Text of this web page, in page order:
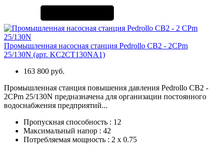
Промышленная насосная станция Pedrollo CB2 - 2CPm
25/130N (арт. KC2CT130NA1)
163 800 руб.
Промышленная станция повышения давления Pedrollo CB2 -
2CPm 25/130N предназначена для организации постоянного
водоснабжения предприятий...
Пропускная способность : 12
Максимальный напор : 42
Потребляемая мощность : 2 х 0.75